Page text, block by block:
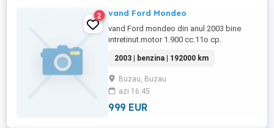
2 vand Ford Mondeo
vand Ford mondeo din anul 2003 bine
intretinut.motor 1.900 cc.11o cp.
2003 | benzina | 192000 km
Buzau, Buzau
azi 16:45
999 EUR